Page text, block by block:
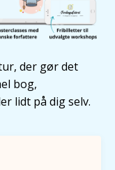
der gør det
bog,
lidt på dig selv.